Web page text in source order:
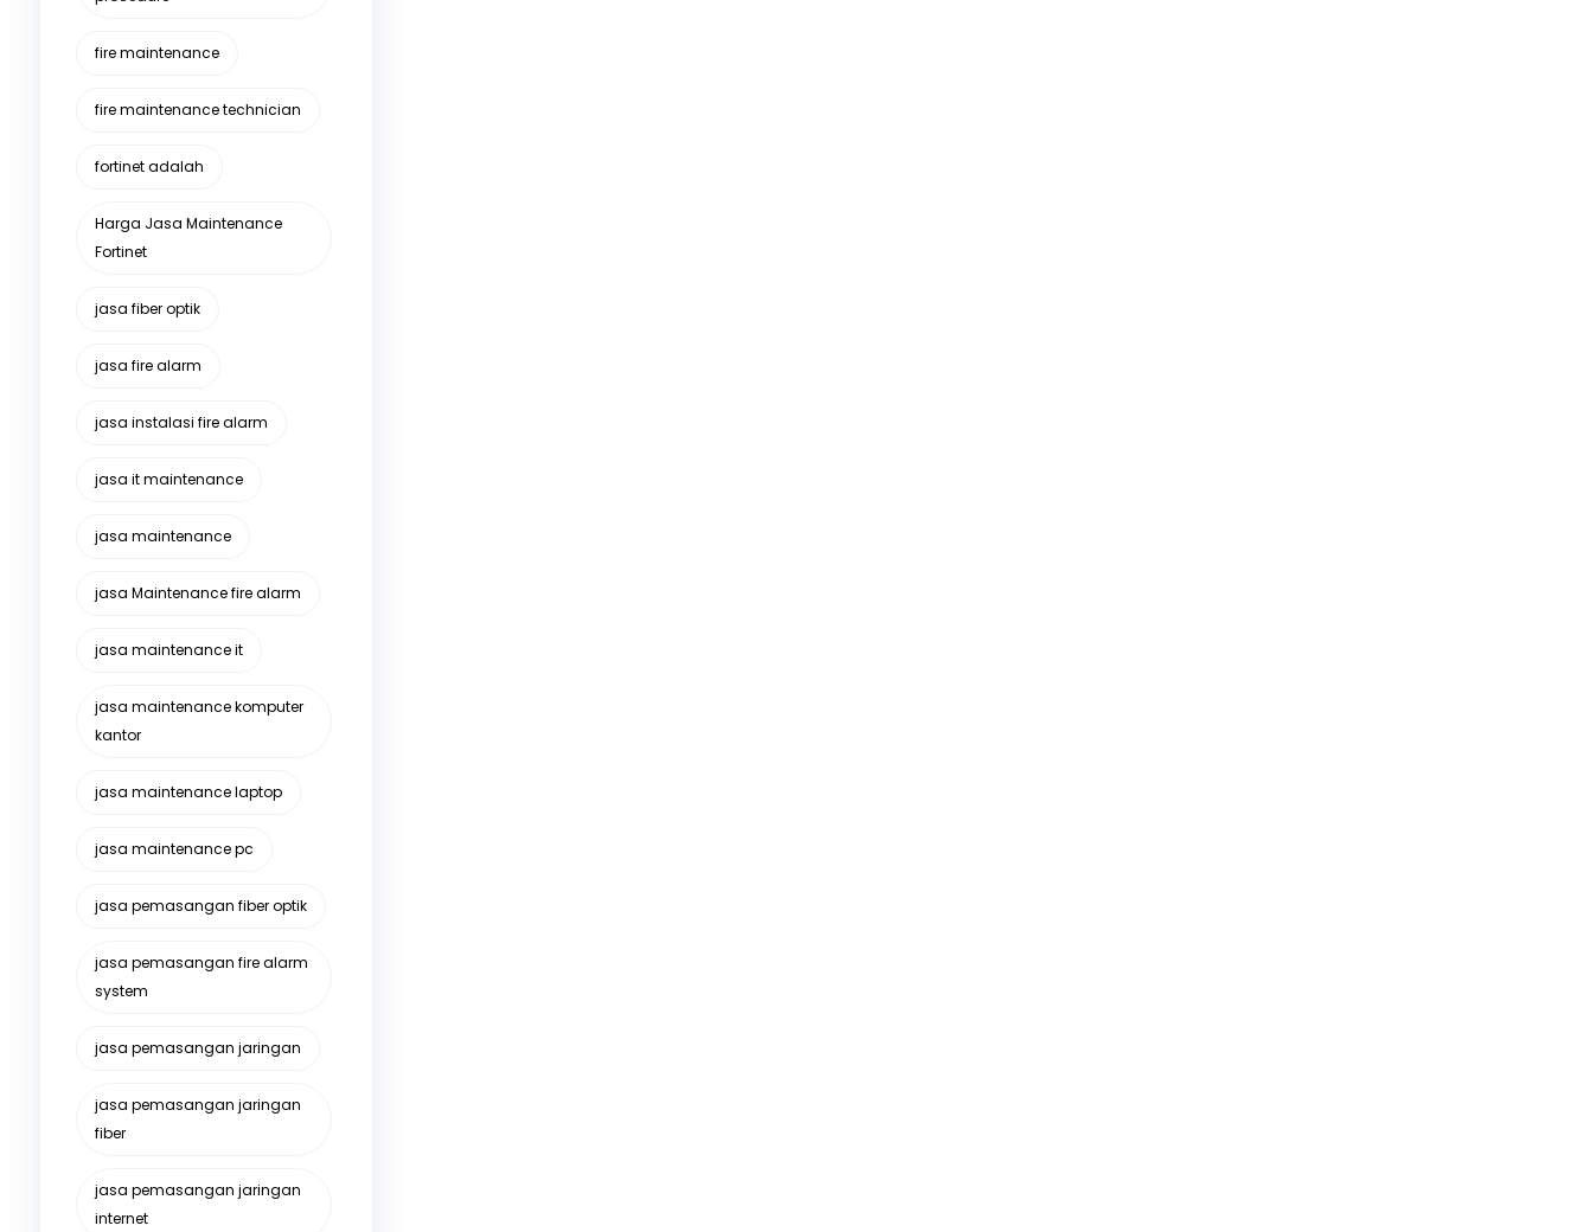
fire maintenance
fire maintenance technician
fortinet adalah
Harga Jasa Maintenance
Fortinet
jasa fiber optik
jasa fire alarm
jasa instalasi fire alarm
jasa it maintenance
jasa maintenance
jasa Maintenance fire alarm
jasa maintenance it
jasa maintenance komputer
kantor
jasa maintenance laptop
jasa maintenance pc
jasa pemasangan fiber optik
jasa pemasangan fire alarm
system
jasa pemasangan jaringan
jasa pemasangan jaringan
fiber
jasa pemasangan jaringan
internet